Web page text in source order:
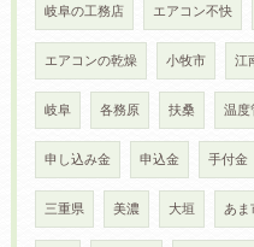
岐阜の工務店 エアコン不快
エアコンの乾燥 小牧市 江
岐阜 各務原 扶桑 温度
申し込み金 申込金 手付金
三重県 美濃 大垣 あま